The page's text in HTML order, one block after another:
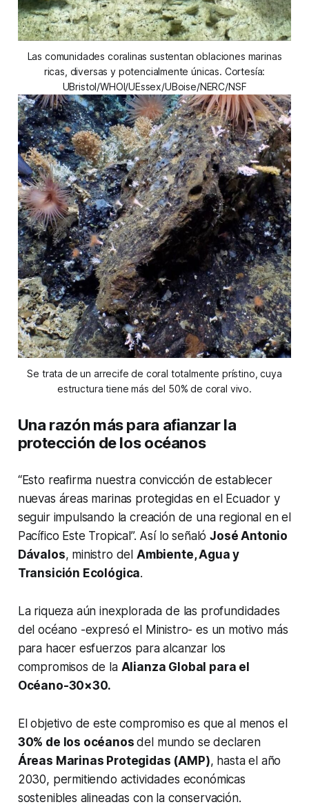
Las comunidades coralinas sustentan oblaciones marinas
ricas, diversas y potencialmente únicas. Cortesía:
UBristol/WHOI/UEssex/UBoise/NERC/NSF
Se trata de un arrecife de coral totalmente prístino, cuya
estructura tiene más del 50% de coral vivo.
Una razón más para afianzar la
protección de los océanos
“Esto reafirma nuestra convicción de establecer
nuevas áreas marinas protegidas en el Ecuador y
seguir impulsando la creación de una regional en el
Pacífico Este Tropical”. Así lo señalóJosé Antonio
Dávalos, ministro del Ambiente, Agua y
Transición Ecológica.
La riqueza aún inexplorada de las profundidades
del océano -expresó el Ministro- es un motivo más
para hacer esfuerzos para alcanzar los
compromisos de la Alianza Global para el
Océano-30×30.
El objetivo de este compromiso es que al menos el
30% de los océanosdel mundo se declaren
Áreas Marinas Protegidas (AMP), hasta el año
2030, permitiendo actividades económicas
sostenibles alineadas con la conservación.